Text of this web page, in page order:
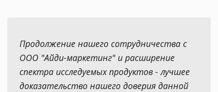
Продолжение нашего сотрудничества с
ООО "Айди-маркетинг" и расширение
спектра исследуемых продуктов - лучшее
доказательство нашего доверия данной